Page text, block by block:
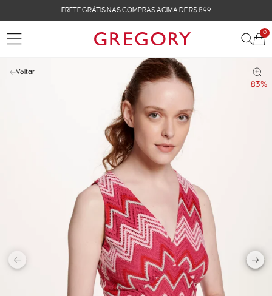
FRETE GRÁTIS NAS COMPRAS ACIMA DE R$ 899
0
- 83%
Voltar